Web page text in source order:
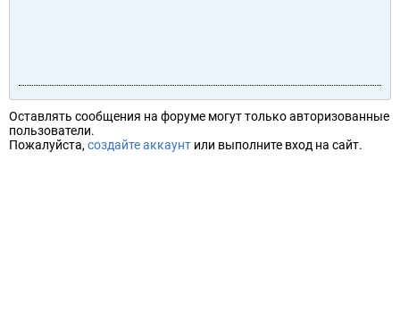
Оставлять сообщения на форуме могут только авторизованные
пользователи.
Пожалуйста, создайте аккаунт или выполните вход на сайт.